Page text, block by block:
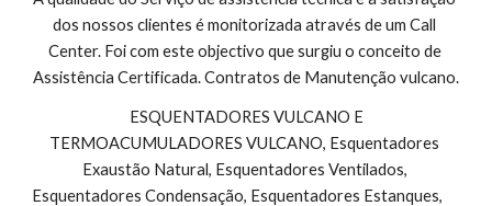
dos nossos clientes é monitorizada através de um Call
Center. Foi com este objectivo que surgiu o conceito de
Assistência Certificada. Contratos de Manutenção vulcano.
TERMOACUMULADORES VULCANO, Esquentadores
Exaustão Natural, Esquentadores Ventilados,
Esquentadores Condensação, Esquentadores Estanques,